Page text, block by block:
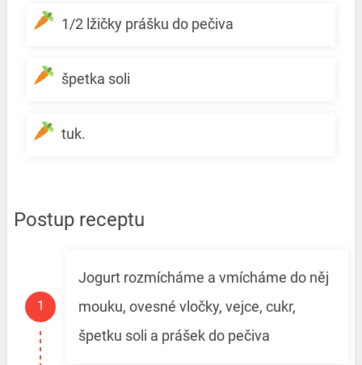
1/2 lžičky prášku do pečiva
špetka soli
tuk.
Postup receptu
Jogurt rozmícháme a vmícháme do něj
mouku, ovesné vločky, vejce, cukr,
špetku soli a prášek do pečiva